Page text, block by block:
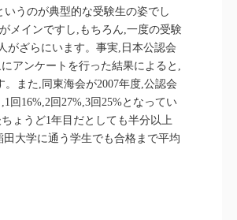
うのが典型的な受験生の姿でし
メインですし,もちろん,一度の受験
がざらにいます。事実,日本公認会
アンケートを行った結果によると,
また,同東海会が2007年度,公認会
回16%,2回27%,3回25%となってい
ょうど1年目だとしても半分以上
大学に通う学生でも合格まで平均